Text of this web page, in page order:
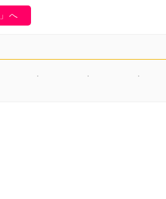
へ